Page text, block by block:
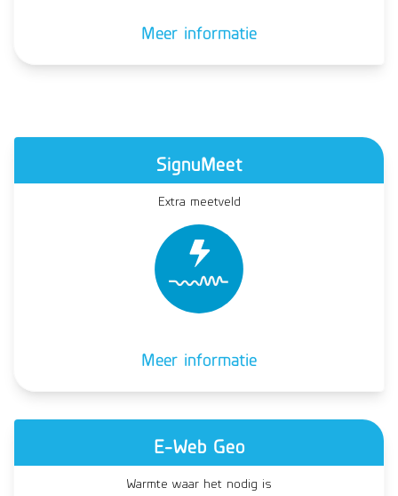
Meer informatie
SignuMeet
Extra meetveld
Meer informatie
E-Web Geo
Warmte waar het nodig is